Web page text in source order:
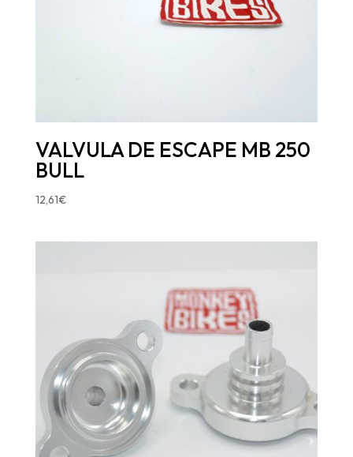
VALVULA DE ESCAPE MB 250
BULL
12,61€